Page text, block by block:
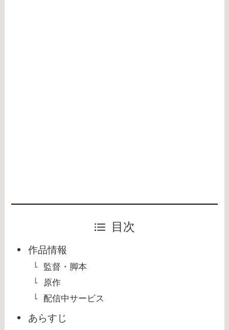
目次
作品情報
監督・脚本
原作
配信中サービス
あらすじ